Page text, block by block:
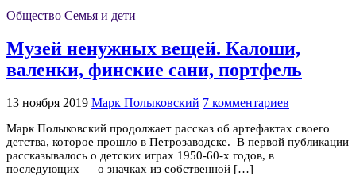
Общество Семья и дети
Музей ненужных вещей. Калоши,
валенки, финские сани, портфель
13 ноября 2019 Марк Полыковский 7 комментариев
Марк Полыковский продолжает рассказ об артефактах своего
детства, которое прошло в Петрозаводске. В первой публикации
рассказывалось о детских играх 1950-60-х годов, в
последующих — о значках из собственной […]